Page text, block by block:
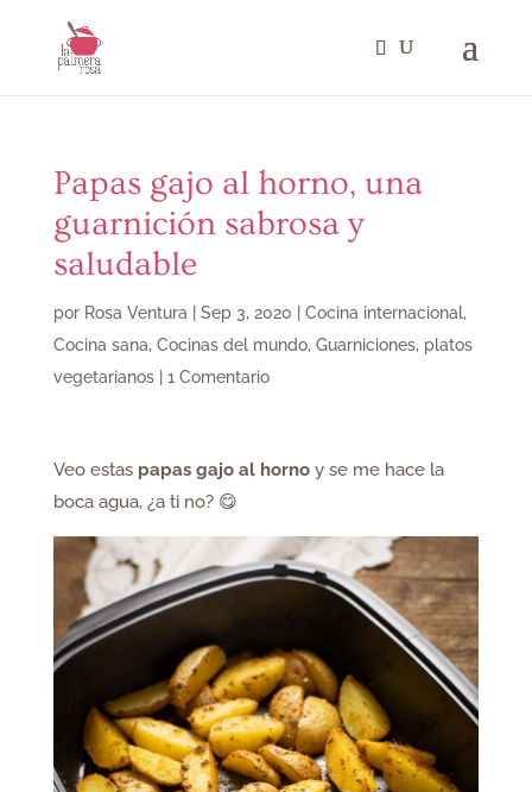
Papas gajo al horno, una
guarnición sabrosa y
saludable
por Rosa Ventura Sep 3, 2020 Cocina internacional,
Cocina sana, Cocinas del mundo, Guarniciones, platos
vegetarianos| 1 Comentario
Veo estas papas gajo al hornoy se me hace la
boca agua, ¿a ti no? 😋